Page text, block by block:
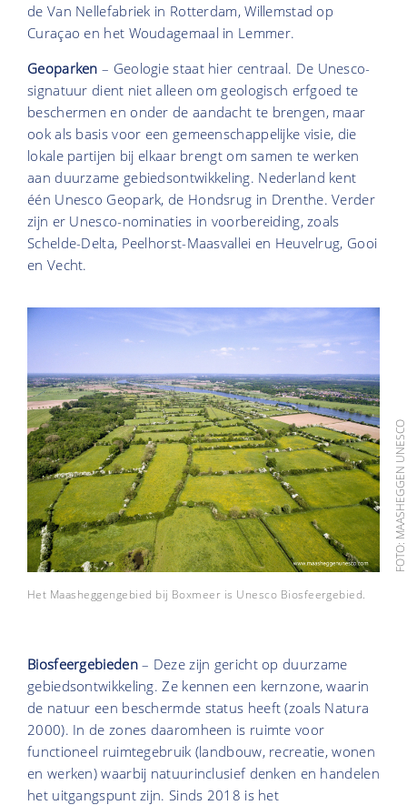
de Van Nellefabriek in Rotterdam, Willemstad op
Curaçao en het Woudagemaal in Lemmer.
Geoparken – Geologie staat hier centraal. De Unesco-
signatuur dient niet alleen om geologisch erfgoed te
beschermen en onder de aandacht te brengen, maar
ook als basis voor een gemeenschappelijke visie, die
lokale partijen bij elkaar brengt om samen te werken
aan duurzame gebiedsontwikkeling. Nederland kent
één Unesco Geopark, de Hondsrug in Drenthe. Verder
zijn er Unesco-nominaties in voorbereiding, zoals
Schelde-Delta, Peelhorst-Maasvallei en Heuvelrug, Gooi
en Vecht.
FOTO: MAASHEGGEN UNESCO
Het Maasheggengebied bij Boxmeer is Unesco Biosfeergebied.
Biosfeergebieden– Deze zijn gericht op duurzame
gebiedsontwikkeling. Ze kennen een kernzone, waarin
de natuur een beschermde status heeft (zoals Natura
2000). In de zones daaromheen is ruimte voor
functioneel ruimtegebruik (landbouw, recreatie, wonen
en werken) waarbij natuurinclusief denken en handelen
het uitgangspunt zijn. Sinds 2018 is het